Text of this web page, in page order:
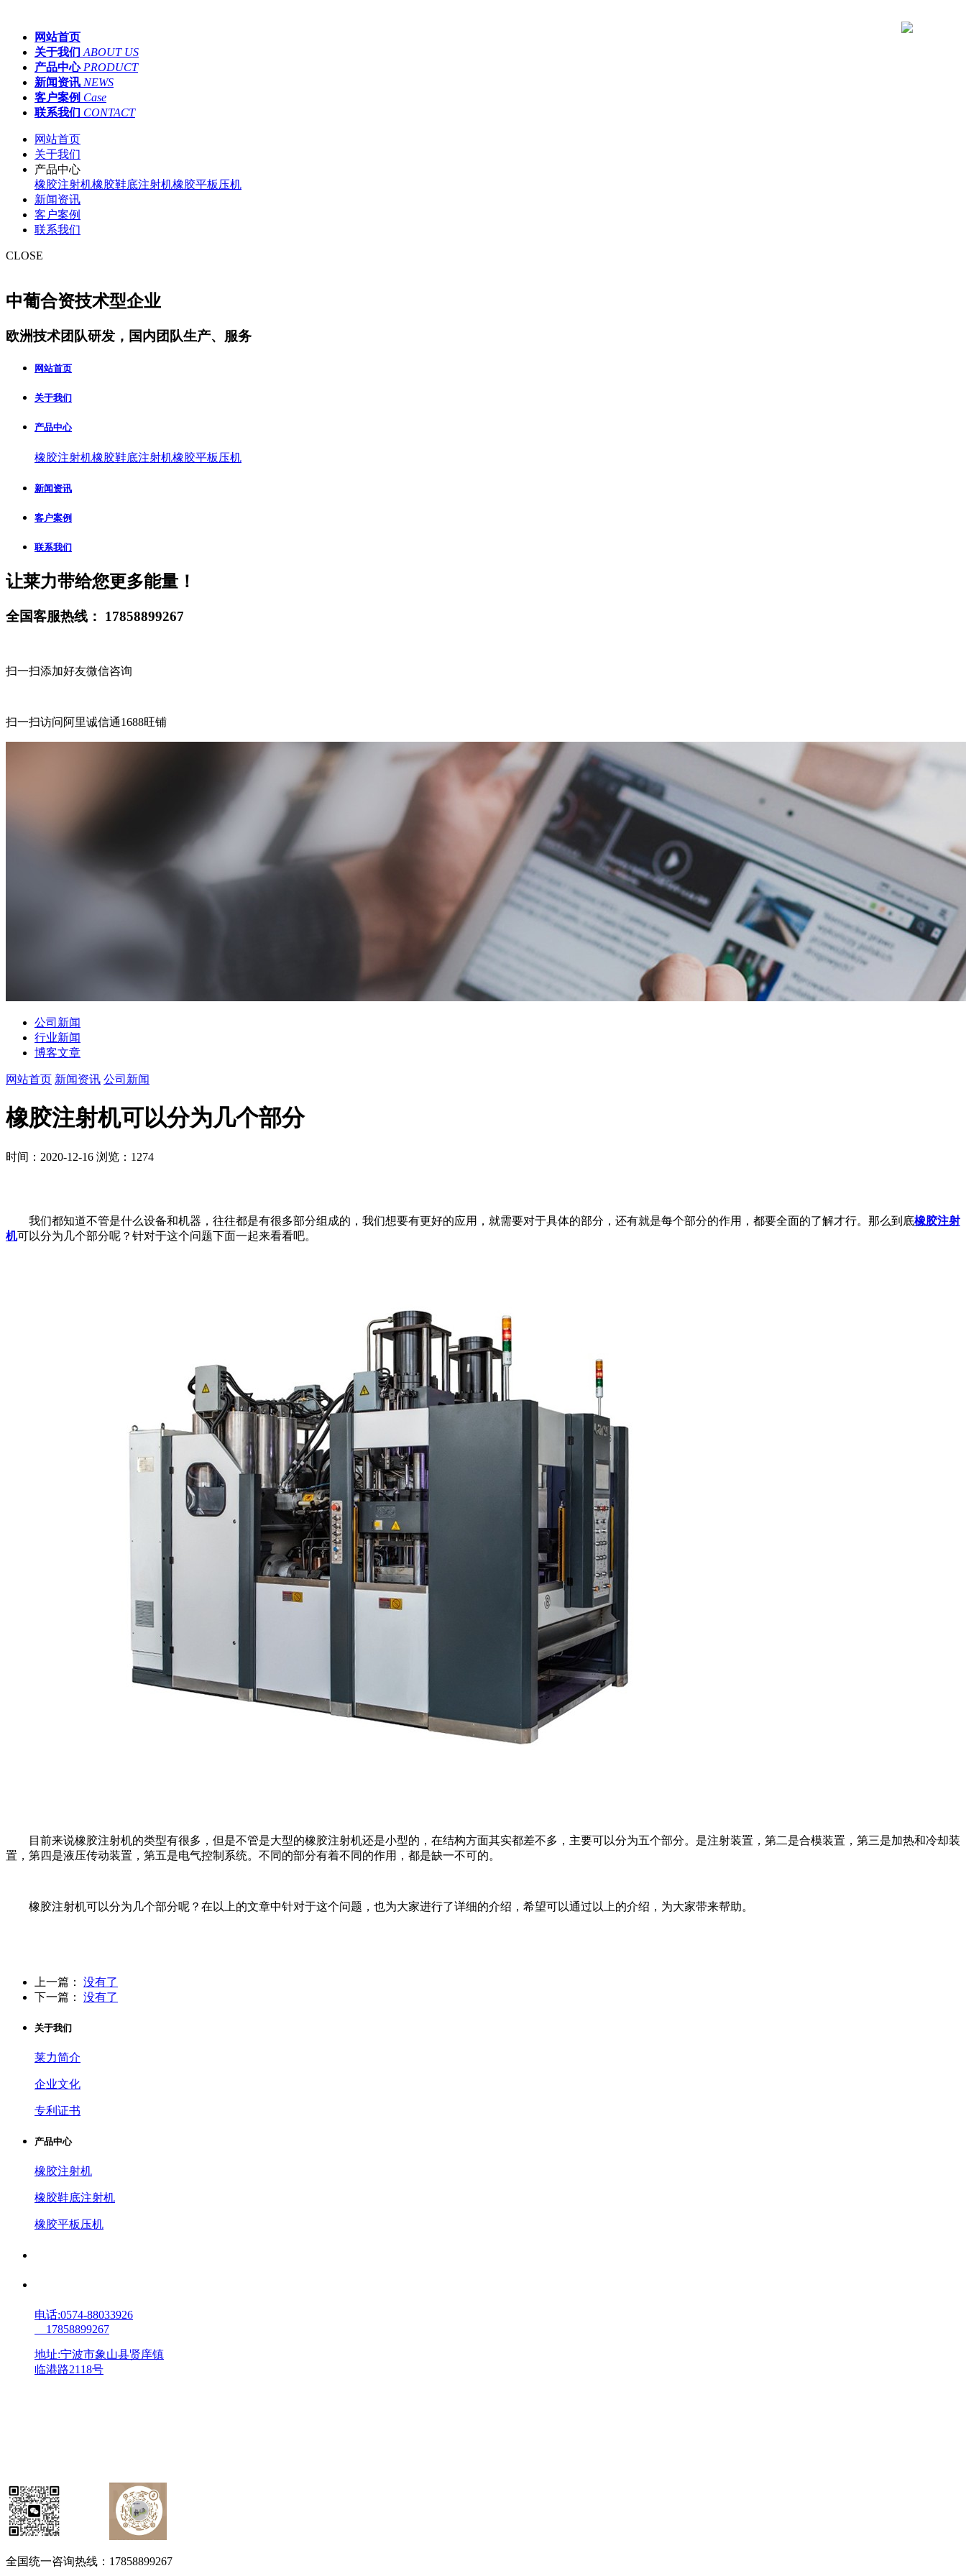
网站首页
关于我们 ABOUT US
产品中心 PRODUCT
新闻资讯 NEWS
客户案例 Case
联系我们 CONTACT
网站首页
关于我们
产品中心
橡胶注射机橡胶鞋底注射机橡胶平板压机
新闻资讯
客户案例
联系我们
CLOSE
中葡合资技术型企业
欧洲技术团队研发，国内团队生产、服务
网站首页
关于我们
产品中心
橡胶注射机橡胶鞋底注射机橡胶平板压机
新闻资讯
客户案例
联系我们
让莱力带给您更多能量！
全国客服热线： 17858899267
扫一扫添加好友微信咨询
扫一扫访问阿里诚信通1688旺铺
公司新闻
行业新闻
博客文章
网站首页 新闻资讯 公司新闻
橡胶注射机可以分为几个部分
时间：2020-12-16 浏览：1274
我们都知道不管是什么设备和机器，往往都是有很多部分组成的，我们想要有更好的应用，就需要对于具体的部分，还有就是每个部分的作用，都要全面的了解才行。那么到底橡胶注射
机可以分为几个部分呢？针对于这个问题下面一起来看看吧。
目前来说橡胶注射机的类型有很多，但是不管是大型的橡胶注射机还是小型的，在结构方面其实都差不多，主要可以分为五个部分。是注射装置，第二是合模装置，第三是加热和冷却装
置，第四是液压传动装置，第五是电气控制系统。不同的部分有着不同的作用，都是缺一不可的。
橡胶注射机可以分为几个部分呢？在以上的文章中针对于这个问题，也为大家进行了详细的介绍，希望可以通过以上的介绍，为大家带来帮助。
上一篇：
没有了
下一篇：
没有了
关于我们
莱力简介
企业文化
专利证书
产品中心
橡胶注射机
橡胶鞋底注射机
橡胶平板压机
电话:0574-88033926
17858899267
地址:宁波市象山县贤庠镇
临港路2118号
全国统一咨询热线：17858899267